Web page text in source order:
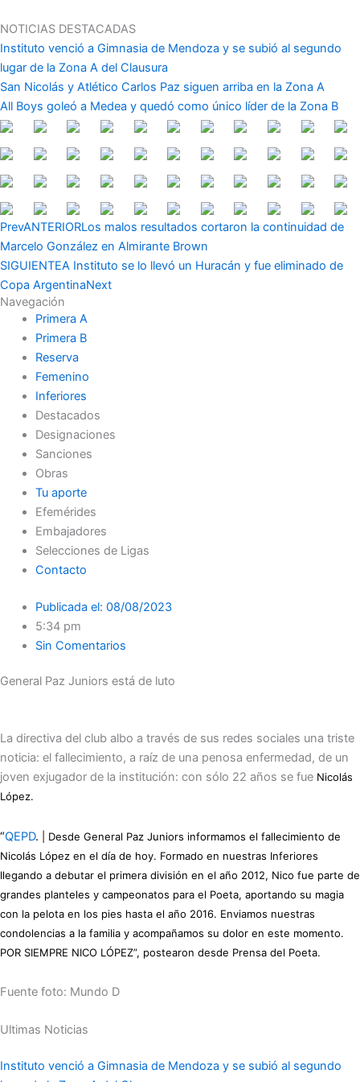
al
contenido
NOTICIAS DESTACADAS
Instituto venció a Gimnasia de Mendoza y se subió al segundo
lugar de la Zona A del Clausura
San Nicolás y Atlético Carlos Paz siguen arriba en la Zona A
All Boys goleó a Medea y quedó como único líder de la Zona B
PrevANTERIORLos malos resultados cortaron la continuidad de
Marcelo González en Almirante Brown
SIGUIENTEA Instituto se lo llevó un Huracán y fue eliminado de
Copa ArgentinaNext
Navegación
Primera A
Primera B
Reserva
Femenino
Inferiores
Destacados
Designaciones
Sanciones
Obras
Tu aporte
Efemérides
Embajadores
Selecciones de Ligas
Contacto
Publicada el: 08/08/2023
5:34 pm
Sin Comentarios
General Paz Juniors está de luto
La directiva del club albo a través de sus redes sociales una triste
noticia: el fallecimiento, a raíz de una penosa enfermedad, de un
joven exjugador de la institución: con sólo 22 años se fue Nicolás
López.
“QEPD.
| Desde General Paz Juniors informamos el fallecimiento de
Nicolás López en el día de hoy. Formado en nuestras Inferiores
llegando a debutar el primera división en el año 2012, Nico fue parte de
grandes planteles y campeonatos para el Poeta, aportando su magia
con la pelota en los pies hasta el año 2016. Enviamos nuestras
condolencias a la familia y acompañamos su dolor en este momento.
POR SIEMPRE NICO LÓPEZ”, postearon desde Prensa del Poeta.
Fuente foto: Mundo D
Ultimas Noticias
Instituto venció a Gimnasia de Mendoza y se subió al segundo